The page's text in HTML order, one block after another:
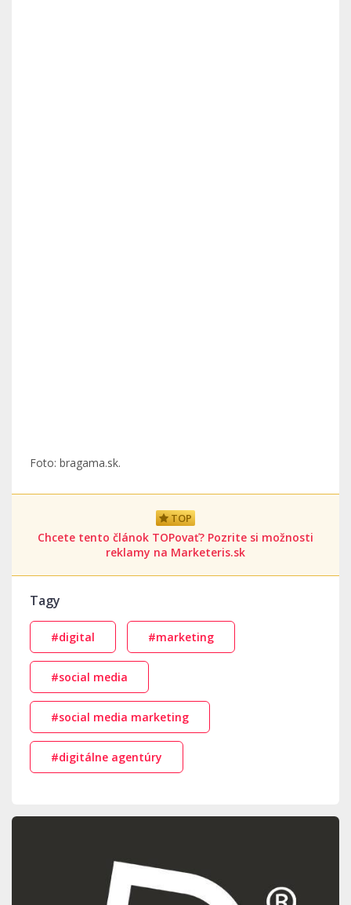
Foto: bragama.sk.
TOP
Chcete tento článok TOPovať? Pozrite si možnosti
reklamy na Marketeris.sk
Tagy
#digital #marketing
#social media
#social media marketing
#digitálne agentúry